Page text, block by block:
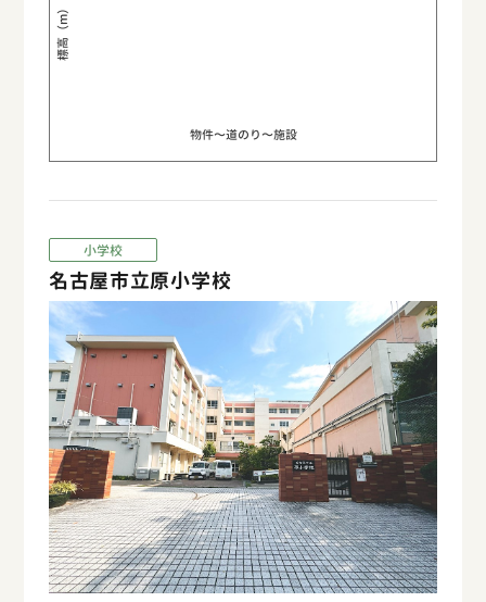
標高（m）
物件〜道のり〜施設
小学校
名古屋市立原小学校